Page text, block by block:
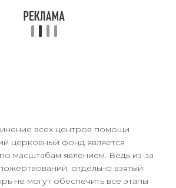
всех центров помощи
церковный фонд является
масштабам явлением. Ведь из-за
отдельно взятый
не могут обеспечить все этапы